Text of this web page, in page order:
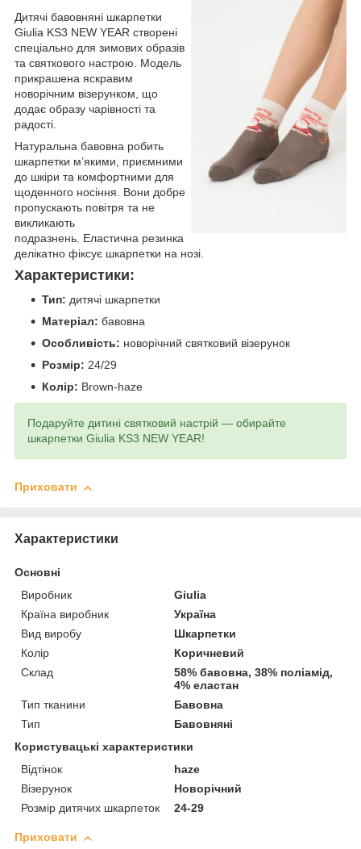
Дитячі бавовняні шкарпетки
Giulia KS3 NEW YEAR створені
спеціально для зимових образів
та святкового настрою. Модель
прикрашена яскравим
новорічним візерунком, що
додає образу чарівності та
радості.
Натуральна бавовна робить
шкарпетки м’якими, приємними
до шкіри та комфортними для
щоденного носіння. Вони добре
пропускають повітря та не
викликають
подразнень. Еластична резинка
делікатно фіксує шкарпетки на нозі.
Характеристики:
Тип: дитячі шкарпетки
Матеріал: бавовна
Особливість: новорічний святковий візерунок
Розмір: 24/29
Колір: Brown-haze
Подаруйте дитині святковий настрій — обирайте
шкарпетки Giulia KS3 NEW YEAR!
Приховати
Характеристики
Основні
Виробник
Giulia
Країна виробник
Україна
Вид виробу
Шкарпетки
Колір
Коричневий
Склад
58% бавовна, 38% поліамід,
4% еластан
Тип тканини
Бавовна
Тип
Бавовняні
Користувацькі характеристики
Відтінок
haze
Візерунок
Новорічний
Розмір дитячих шкарпеток
24-29
Приховати